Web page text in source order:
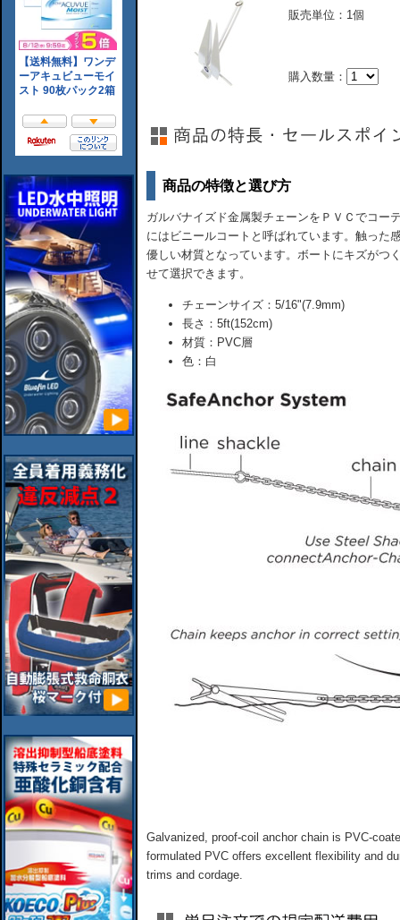
販売単位：1個
購入数量：
商品の特徴と選び方
ガルバナイズド金属製チェーンをＰＶＣでコー
にはビニールコートと呼ばれています。触った
優しい材質となっています。ボートにキズがつ
せて選択できます。
チェーンサイズ：5/16"(7.9mm)
長さ：5ft(152cm)
材質：PVC層
色：白
Galvanized, proof-coil anchor chain is PVC-
formulated PVC offers excellent flexibility and
trims and cordage.